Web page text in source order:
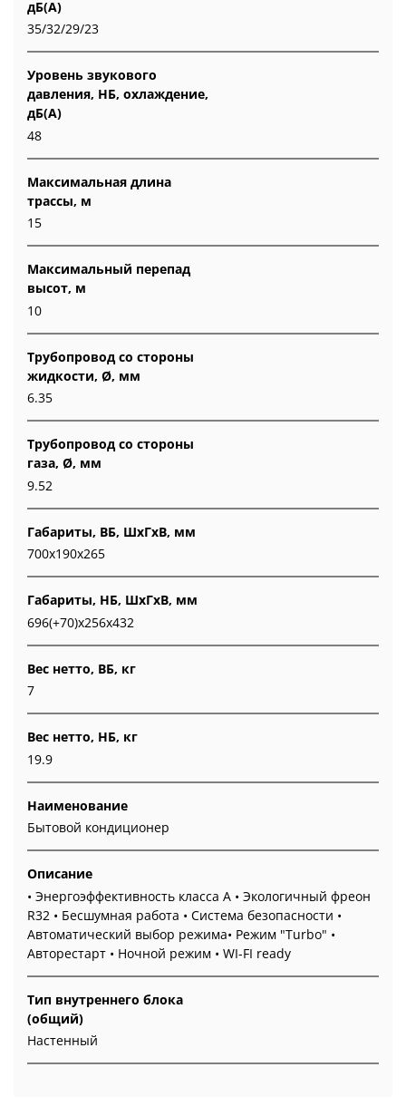
дБ(А)
35/32/29/23
Уровень звукового
давления, НБ, охлаждение,
дБ(А)
48
Максимальная длина
трассы, м
15
Максимальный перепад
высот, м
10
Трубопровод со стороны
жидкости, Ø, мм
6.35
Трубопровод со стороны
газа, Ø, мм
9.52
Габариты, ВБ, ШхГхВ, мм
700x190x265
Габариты, НБ, ШхГхВ, мм
696(+70)x256x432
Вес нетто, ВБ, кг
7
Вес нетто, НБ, кг
19.9
Наименование
Бытовой кондиционер
Описание
• Энергоэффективность класса А • Экологичный фреон
R32 • Бесшумная работа • Система безопасности •
Автоматический выбор режима• Режим "Turbo" •
Авторестарт • Ночной режим • WI-FI ready
Тип внутреннего блока
(общий)
Настенный